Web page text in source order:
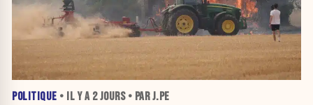
POLITIQUE • IL Y A 2 JOURS• PAR J.PE